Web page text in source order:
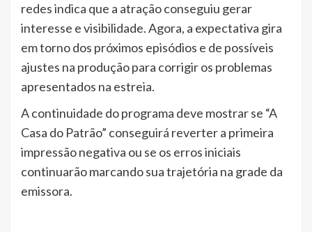
redes indica que a atração conseguiu gerar
interesse e visibilidade. Agora, a expectativa gira
em torno dos próximos episódios e de possíveis
ajustes na produção para corrigir os problemas
apresentados na estreia.
A continuidade do programa deve mostrar se “A
Casa do Patrão” conseguirá reverter a primeira
impressão negativa ou se os erros iniciais
continuarão marcando sua trajetória na grade da
emissora.